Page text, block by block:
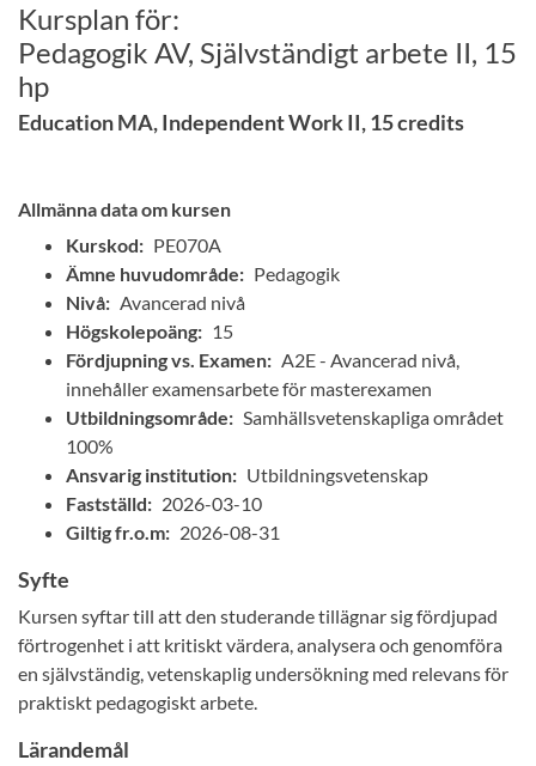
Kursplan för:
Pedagogik AV, Självständigt arbete II, 15
hp
Education MA, Independent Work II, 15 credits
Allmänna data om kursen
Kurskod: PE070A
Ämne huvudområde: Pedagogik
Nivå: Avancerad nivå
Högskolepoäng: 15
Fördjupning vs. Examen: A2E - Avancerad nivå,
innehåller examensarbete för masterexamen
Utbildningsområde: Samhällsvetenskapliga området
100%
Ansvarig institution: Utbildningsvetenskap
Fastställd: 2026-03-10
Giltig fr.o.m: 2026-08-31
Syfte
Kursen syftar till att den studerande tillägnar sig fördjupad
förtrogenhet i att kritiskt värdera, analysera och genomföra
en självständig, vetenskaplig undersökning med relevans för
praktiskt pedagogiskt arbete.
Lärandemål